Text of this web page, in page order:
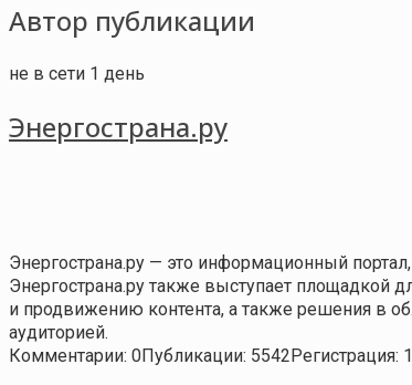
Автор публикации
не в сети 1 день
Энергострана.ру
Энергострана.ру — это информационный
Энергострана.ру также выступает площадкой
и продвижению контента, а также решения в
аудиторией.
Комментарии: 0Публикации: 5542Регистрация: